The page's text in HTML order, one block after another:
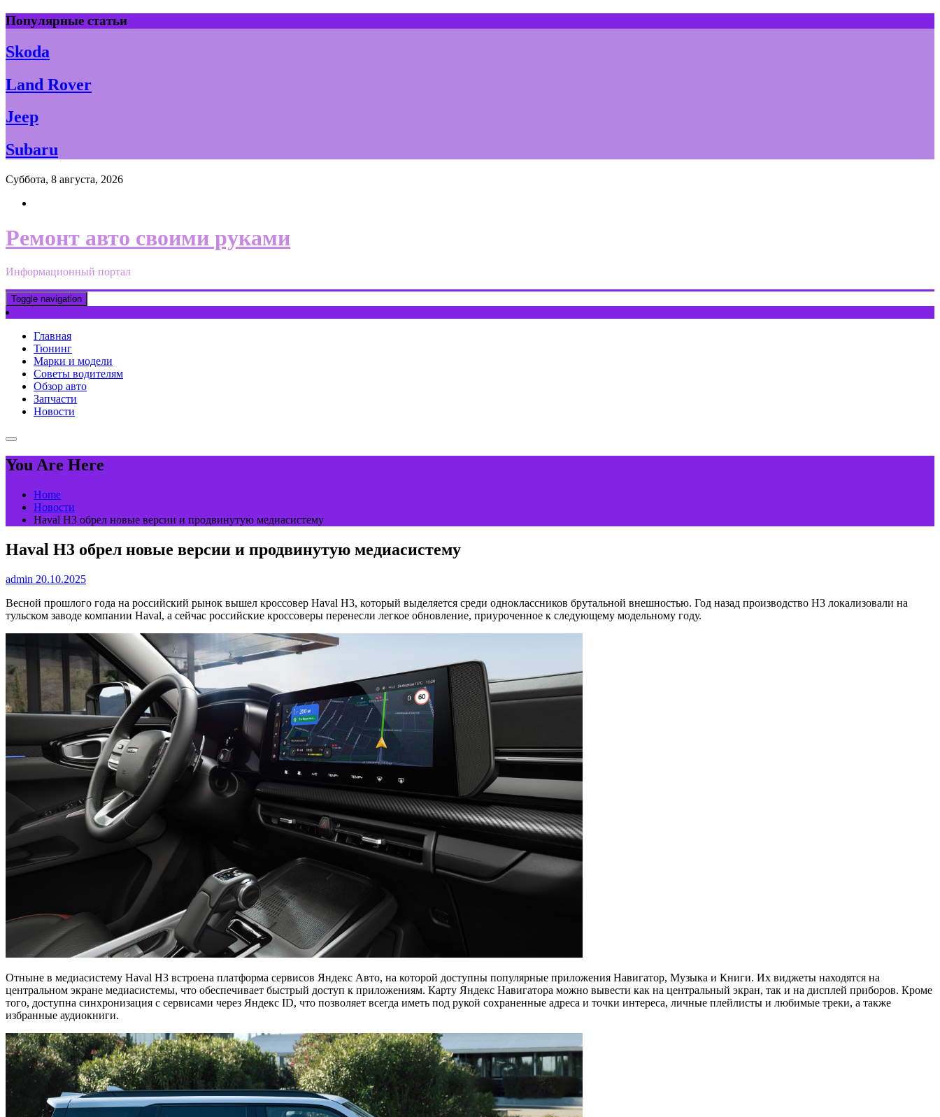
Skip
to
content
Популярные статьи
Skoda
Land Rover
Jeep
Subaru
Суббота, 8 августа, 2026
Ремонт авто своими руками
Информационный портал
Toggle navigation
Главная
Тюнинг
Марки и модели
Советы водителям
Обзор авто
Запчасти
Новости
You Are Here
Home
Новости
Haval H3 обрел новые версии и продвинутую медиасистему
Haval H3 обрел новые версии и продвинутую медиасистему
admin 20.10.2025
Весной прошлого года на российский рынок вышел кроссовер Haval H3, который выделяется среди одноклассников брутальной внешностью. Год назад производство H3 локализовали на
тульском заводе компании Haval, а сейчас российские кроссоверы перенесли легкое обновление, приуроченное к следующему модельному году.
Отныне в медиасистему Haval H3 встроена платформа сервисов Яндекс Авто, на которой доступны популярные приложения Навигатор, Музыка и Книги. Их виджеты находятся на
центральном экране медиасистемы, что обеспечивает быстрый доступ к приложениям. Карту Яндекс Навигатора можно вывести как на центральный экран, так и на дисплей приборов. Кроме
того, доступна синхронизация с сервисами через Яндекс ID, что позволяет всегда иметь под рукой сохраненные адреса и точки интереса, личные плейлисты и любимые треки, а также
избранные аудиокниги.